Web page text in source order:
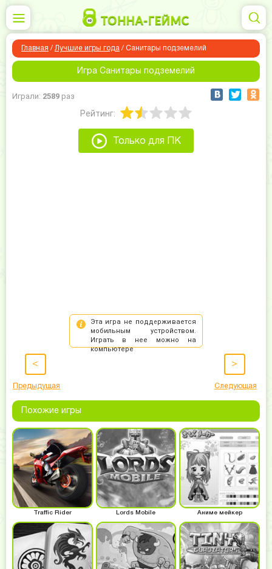
Главная / Лучшие игры года / Санитары подземелий
Игра Санитары подземелий
Играли: 2589 раз
Рейтинг:
Только для ПК
<
Предыдущая
>
Следующая
Похожие игры
Traffic Rider Lords Mobile Аниме мейкер